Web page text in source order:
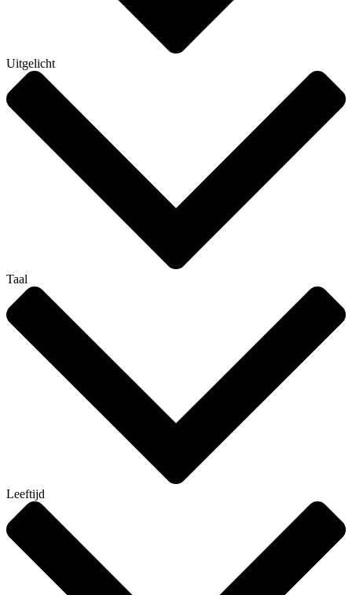
Uitgelicht
Taal
Leeftijd